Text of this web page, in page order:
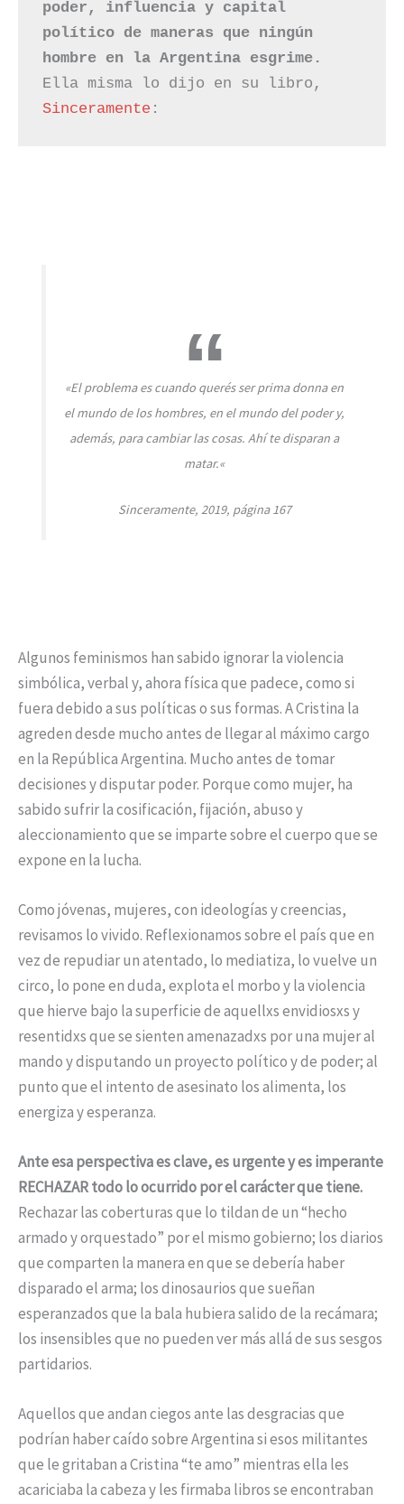
poder, influencia y capital
político de maneras que ningún
hombre en la Argentina esgrime.
Sinceramente :
«El problema es cuando querés ser prima donna en
el mundo de los hombres, en el mundo del poder y,
además, para cambiar las cosas. Ahí te disparan a
matar.«
Sinceramente, 2019, página 167
Algunos feminismos han sabido ignorar la violencia
simbólica, verbal y, ahora física que padece, como si
fuera debido a sus políticas o sus formas. A Cristina la
agreden desde mucho antes de llegar al máximo cargo
en la República Argentina. Mucho antes de tomar
decisiones y disputar poder. Porque como mujer, ha
sabido sufrir la cosificación, fijación, abuso y
aleccionamiento que se imparte sobre el cuerpo que se
expone en la lucha.
Como jóvenas, mujeres, con ideologías y creencias,
revisamos lo vivido. Reflexionamos sobre el país que en
vez de repudiar un atentado, lo mediatiza, lo vuelve un
circo, lo pone en duda, explota el morbo y la violencia
que hierve bajo la superficie de aquellxs envidiosxs y
resentidxs que se sienten amenazadxs por una mujer al
mando y disputando un proyecto político y de poder; al
punto que el intento de asesinato los alimenta, los
energiza y esperanza.
Ante esa perspectiva es clave, es urgente y es imperante
RECHAZAR todo lo ocurrido por el carácter que tiene.
Rechazar las coberturas que lo tildan de un “hecho
armado y orquestado” por el mismo gobierno; los diarios
que comparten la manera en que se debería haber
disparado el arma; los dinosaurios que sueñan
esperanzados que la bala hubiera salido de la recámara;
los insensibles que no pueden ver más allá de sus sesgos
partidarios.
Aquellos que andan ciegos ante las desgracias que
podrían haber caído sobre Argentina si esos militantes
que le gritaban a Cristina “te amo” mientras ella les
acariciaba la cabeza y les firmaba libros se encontraban